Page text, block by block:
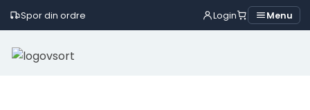
Spor din ordre Login Menu